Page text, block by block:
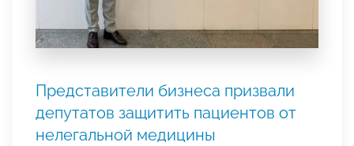
Представители бизнеса призвали
депутатов защитить пациентов от
нелегальной медицины